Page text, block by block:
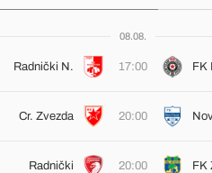
08.08.
Radnički N. 17:00 FK
Cr. Zvezda 20:00
Radnički 20:00 FK